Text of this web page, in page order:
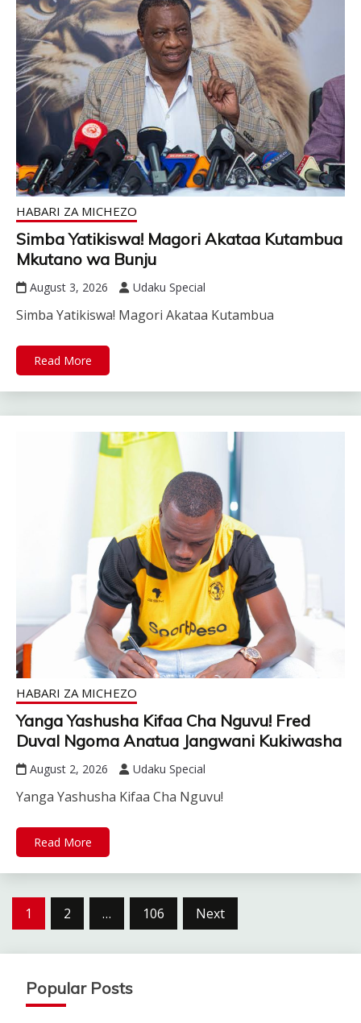
HABARI ZA MICHEZO
Simba Yatikiswa! Magori Akataa Kutambua
Mkutano wa Bunju
August 3, 2026 Udaku Special
Simba Yatikiswa! Magori Akataa Kutambua
Read More
HABARI ZA MICHEZO
Yanga Yashusha Kifaa Cha Nguvu! Fred
Duval Ngoma Anatua Jangwani Kukiwasha
August 2, 2026 Udaku Special
Yanga Yashusha Kifaa Cha Nguvu!
Read More
Posts
1 2 … 106 Next
Popular Posts